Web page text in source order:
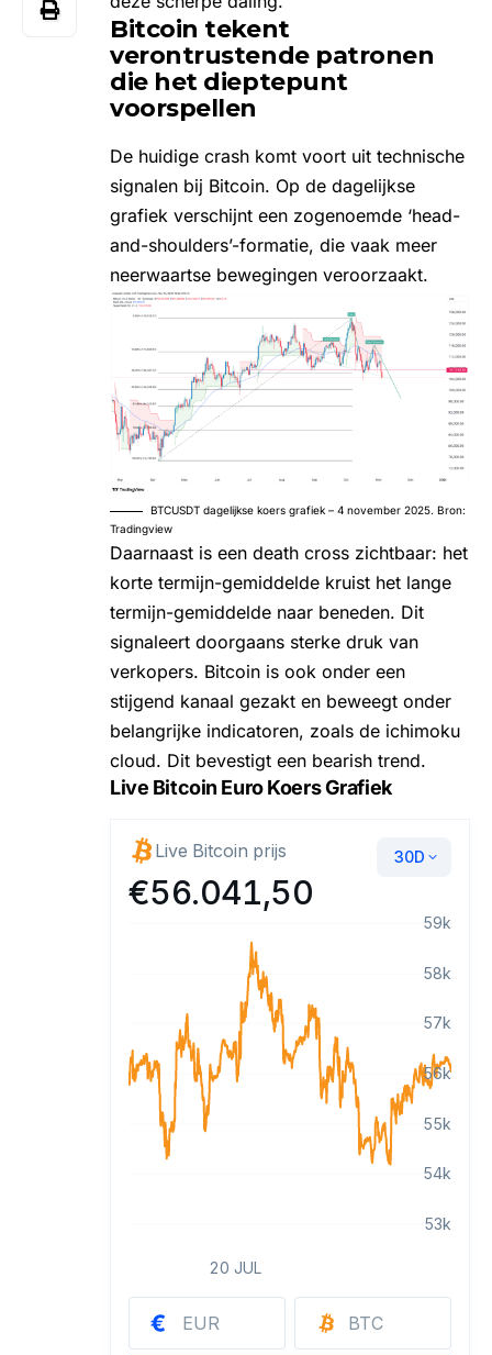
Bitcoin tekent
verontrustende patronen
die het dieptepunt
voorspellen
De huidige crash komt voort uit technische
signalen bij Bitcoin. Op de dagelijkse
grafiek verschijnt een zogenoemde ‘head-
and-shoulders’-formatie, die vaak meer
neerwaartse bewegingen veroorzaakt.
BTCUSDT dagelijkse koers grafiek – 4 november 2025. Bron:
Tradingview
Daarnaast is een death cross zichtbaar: het
korte termijn-gemiddelde kruist het lange
termijn-gemiddelde naar beneden. Dit
signaleert doorgaans sterke druk van
verkopers. Bitcoin is ook onder een
stijgend kanaal gezakt en beweegt onder
belangrijke indicatoren, zoals de ichimoku
cloud. Dit bevestigt een bearish trend.
Live Bitcoin Euro Koers Grafiek